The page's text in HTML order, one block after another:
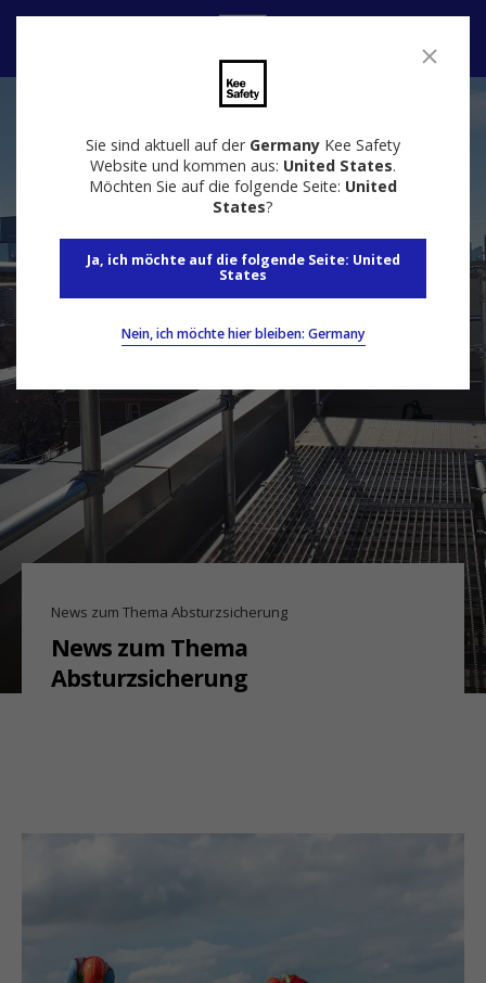
Sie sind aktuell auf der Germany Kee Safety
Website und kommen aus: United States.
Möchten Sie auf die folgende Seite: United
States?
Ja, ich möchte auf die folgende Seite: United
States
Nein, ich möchte hier bleiben: Germany
News zum Thema Absturzsicherung
News zum Thema
Absturzsicherung